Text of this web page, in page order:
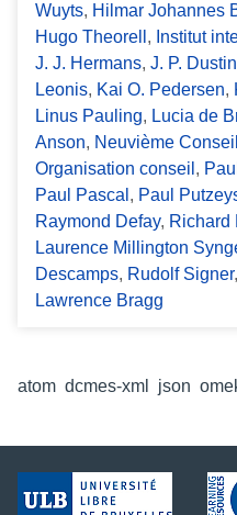
Wuyts, Hilmar Johannes
Hugo Theorell , Institut
J. J. Hermans, J. P. Dustin
Leonis, Kai O. Pedersen,
Linus Pauling, Lucia de
Anson, Neuvième
Organisation conseil ,
Paul Pascal , Paul
Raymond Defay, Richard
Laurence Millington
Descamps, Rudolf Signer,
Lawrence Bragg
atom dcmes-xml json